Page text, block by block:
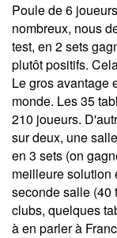
Poule de 6
nombreux, nous
test, en 2 sets
plutôt positifs.
Le gros avantage
monde. Les 35
210 joueurs.
sur deux, une
en 3 sets (on
meilleure solution
seconde salle (40
clubs, quelques
à en parler à